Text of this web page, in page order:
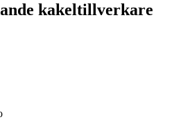
kakeltillverkare